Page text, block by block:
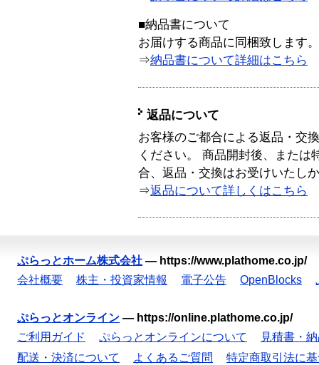
■納品書について
お届けする商品に同梱致します。
⇒納品書について詳細はこちら
返品について
お客様のご都合による返品・交
ください。 商品開封後、または
合、返品・交換はお受けいたし
⇒返品について詳しくはこちら
ぷらっとホーム株式会社 — https://www.plathome.co.jp/
会社概要
株主・投資家情報 電子公告 OpenBlocks
ぷらっとオンライン — https://online.plathome.co.jp/
ご利用ガイド
ぷらっとオンラインについて
見積書・
配送・決済について
よくあるご質問
特定商取引法に